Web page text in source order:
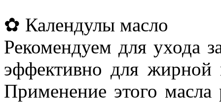
✿ Календулы масло
Рекомендуем для ухода
эффективно для жирной
Применение этого масла